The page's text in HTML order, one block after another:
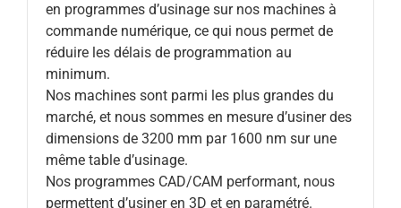
en programmes d’usinage sur nos machines à
commande numérique, ce qui nous permet de
réduire les délais de programmation au
minimum.
Nos machines sont parmi les plus grandes du
marché, et nous sommes en mesure d’usiner des
dimensions de 3200 mm par 1600 nm sur une
même table d’usinage.
Nos programmes CAD/CAM performant, nous
permettent d’usiner en 3D et en paramétré.